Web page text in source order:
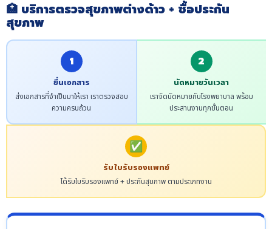
🏥 บริการตรวจสุขภาพต่างด้าว + ซื้อประกัน
สุขภาพ
1
ยื่นเอกสาร
ส่งเอกสารที่จำเป็นมาให้เรา เราตรวจสอบ
ความครบถ้วน
2
นัดหมายวันเวลา
เราจัดนัดหมายกับโรงพยาบาล พร้อม
ประสานงานทุกขั้นตอน
✅
รับใบรับรองแพทย์
ได้รับใบรับรองแพทย์ + ประกันสุขภาพ ตามประเภทงาน